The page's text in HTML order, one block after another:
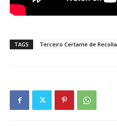
TAGS Terceiro Certame de Recolla